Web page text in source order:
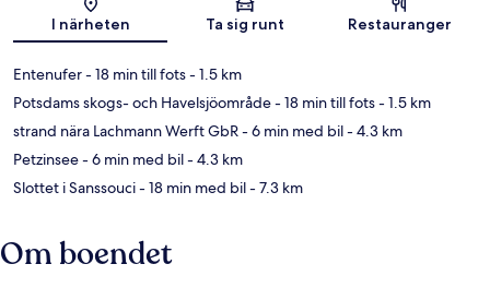
Karta
I närheten Ta sig runt Restauranger
Entenufer- 18 min till fots- 1.5 km
Potsdams skogs- och Havelsjöområde- 18 min till fots- 1.5 km
strand nära Lachmann Werft GbR- 6 min med bil- 4.3 km
Petzinsee- 6 min med bil- 4.3 km
Slottet i Sanssouci- 18 min med bil- 7.3 km
Om boendet